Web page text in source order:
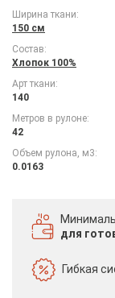
Ширина ткани:
150 см
Состав:
Хлопок 100%
Арт ткани:
140
Метров в рулоне:
42
Объем рулона, м3:
0.0163
для
Гибкая